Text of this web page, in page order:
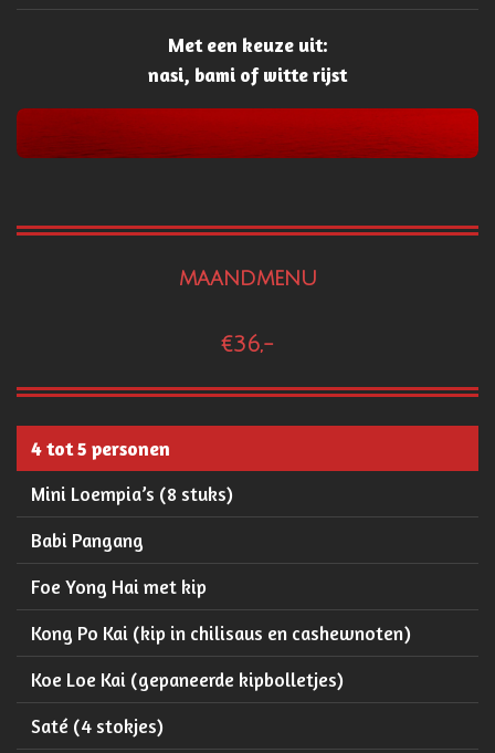
Met een keuze uit:
nasi, bami of witte rijst
maandmenu
€36,-
4 tot 5 personen
Mini Loempia’s (8 stuks)
Babi Pangang
Foe Yong Hai met kip
Kong Po Kai (kip in chilisaus en cashewnoten)
Koe Loe Kai (gepaneerde kipbolletjes)
Saté (4 stokjes)